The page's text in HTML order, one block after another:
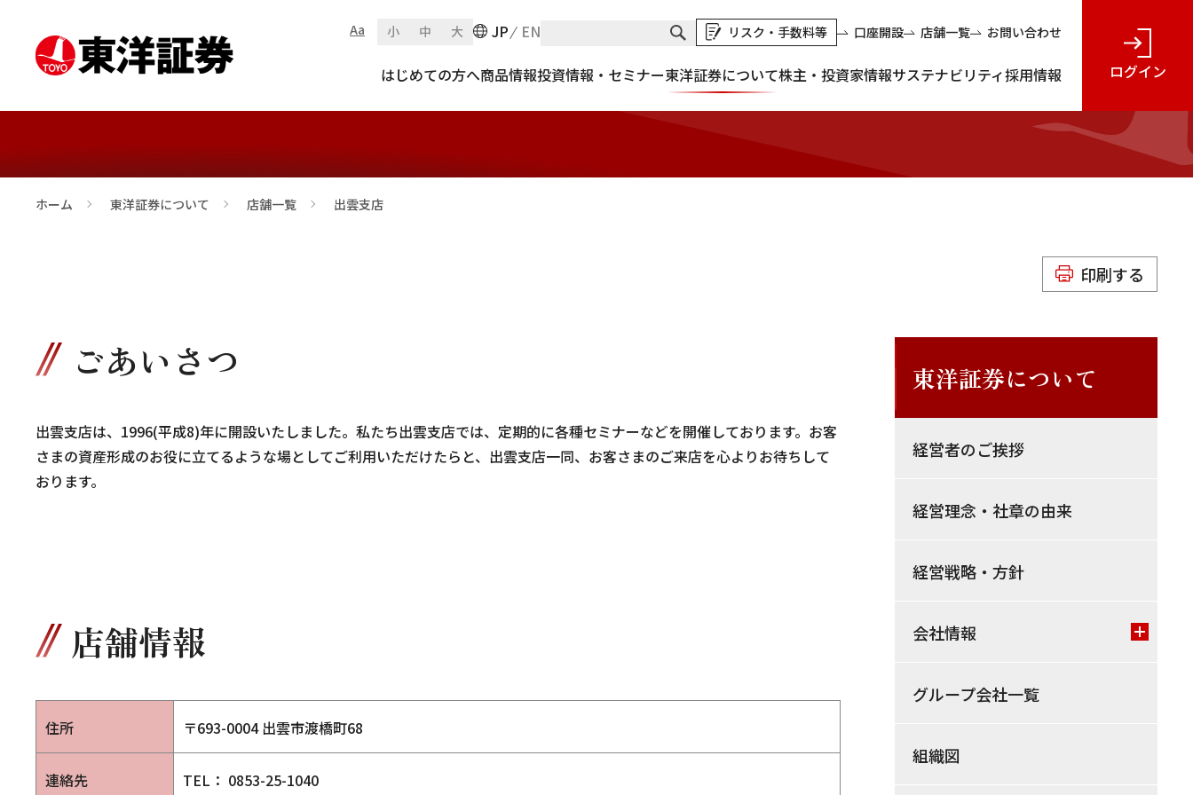
Aa 小 中 大 JP EN リスク・手数料等 口座開設 店舗一覧 お問い合わせ
はじめての方へ商品情報投資情報・セミナー東洋証券について株主・投資家情報サステナビリティ採用情報 ログイン
出雲支店
ホーム >
東洋証券について >
店舗一覧 >
出雲支店
印刷する
ごあいさつ
出雲支店は、1996(平成8)年に開設いたしました。私たち出雲支店では、定期的に各種セミナーなどを開催しております。お客
さまの資産形成のお役に立てるような場としてご利用いただけたらと、出雲支店一同、お客さまのご来店を心よりお待ちして
おります。
店舗情報
住所 〒693-0004出雲市渡橋町68
連絡先 TEL： 0853-25-1040
東洋証券について
経営者のご挨拶
経営理念・社章の由来
経営戦略・方針
会社情報
グループ会社一覧
組織図